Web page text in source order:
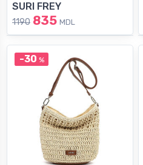
SURI FREY
1190 835 MDL
-30 %